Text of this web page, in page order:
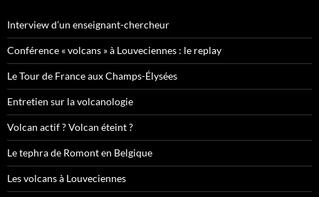
Interview d’un enseignant-chercheur
Conférence « volcans » à Louveciennes : le replay
Le Tour de France aux Champs-Élysées
Entretien sur la volcanologie
Volcan actif ? Volcan éteint ?
Le tephra de Romont en Belgique
Les volcans à Louveciennes